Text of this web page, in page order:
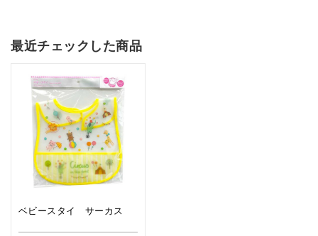
最近チェックした商品
ベビースタイ サーカス